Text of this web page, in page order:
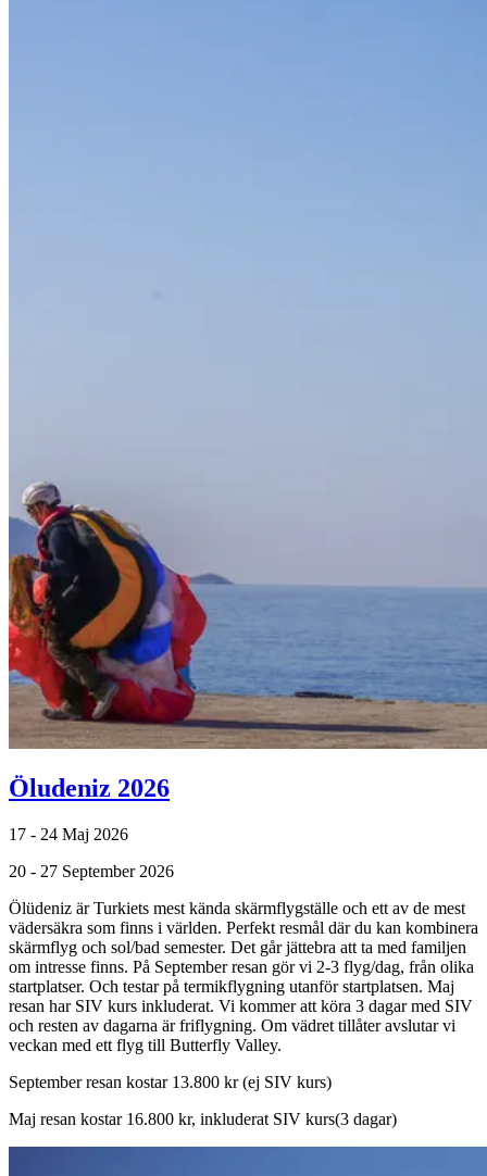
Öludeniz 2026
17 - 24 Maj 2026
20 - 27 September 2026
Ölüdeniz är Turkiets mest kända skärmflygställe och ett av de mest
vädersäkra som finns i världen. Perfekt resmål där du kan kombinera
skärmflyg och sol/bad semester. Det går jättebra att ta med familjen
om intresse finns. På September resan gör vi 2-3 flyg/dag, från olika
startplatser. Och testar på termikflygning utanför startplatsen. Maj
resan har SIV kurs inkluderat. Vi kommer att köra 3 dagar med SIV
och resten av dagarna är friflygning. Om vädret tillåter avslutar vi
veckan med ett flyg till Butterfly Valley.
September resan kostar 13.800 kr (ej SIV kurs)
Maj resan kostar 16.800 kr, inkluderat SIV kurs(3 dagar)